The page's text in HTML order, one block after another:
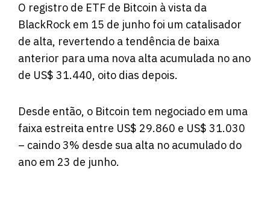
O registro de ETF de Bitcoin à vista da
BlackRock em 15 de junho foi um catalisador
de alta, revertendo a tendência de baixa
anterior para uma nova alta acumulada no ano
de US$ 31.440, oito dias depois.
Desde então, o Bitcoin tem negociado em uma
faixa estreita entre US$ 29.860 e US$ 31.030
– caindo 3% desde sua alta no acumulado do
ano em 23 de junho.